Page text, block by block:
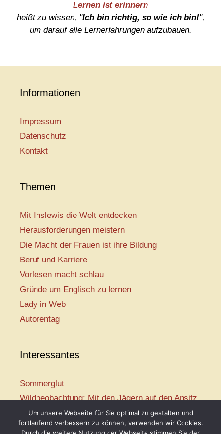
Lernen ist erinnern
heißt zu wissen, "Ich bin richtig, so wie ich bin!",
um darauf alle Lernerfahrungen aufzubauen.
Informationen
Impressum
Datenschutz
Kontakt
Themen
Mit Inslewis die Welt entdecken
Herausforderungen meistern
Die Macht der Frauen ist ihre Bildung
Beruf und Karriere
Vorlesen macht schlau
Gründe um Englisch zu lernen
Lady in Web
Autorentag
Interessantes
Sommerglut
Wildbeobachtung: Mit den Jägern auf den Ansitz
Mir ist so heiß
Mission: Rettungsschwimmer
Um unsere Webseite für Sie optimal zu gestalten und
fortlaufend verbessern zu können, verwenden wir Cookies.